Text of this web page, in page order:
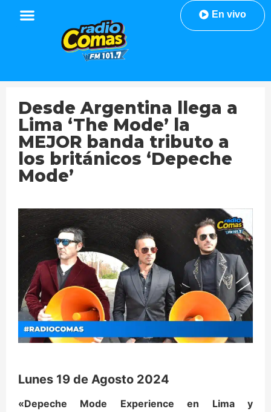
En vivo
Desde Argentina llega a
Lima ‘The Mode’ la
MEJOR banda tributo a
los británicos ‘Depeche
Mode’
Lunes 19 de Agosto 2024
«Depeche Mode Experience en Lima y